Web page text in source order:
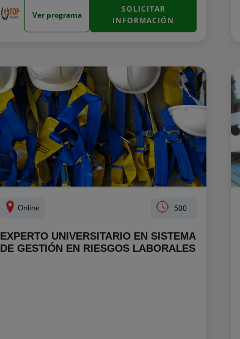
Ver programa
SOLICITAR
INFORMACIÓN
Online 500
EXPERTO UNIVERSITARIO EN SISTEMA
DE GESTIÓN EN RIESGOS LABORALES